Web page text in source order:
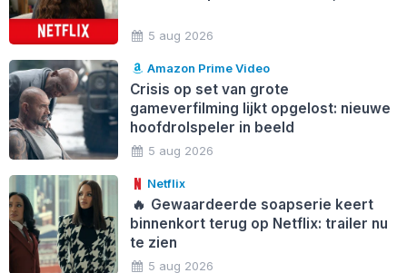
5 aug 2026
Amazon Prime Video
Crisis op set van grote
gameverfilming lijkt opgelost: nieuwe
hoofdrolspeler in beeld
5 aug 2026
Netflix
🔥 Gewaardeerde soapserie keert
binnenkort terug op Netflix: trailer nu
te zien
5 aug 2026